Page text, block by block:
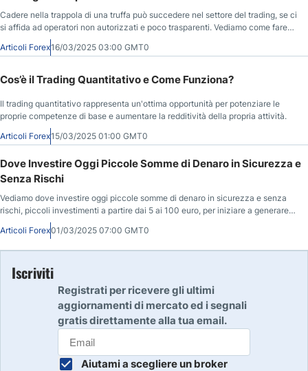
Cadere nella trappola di una truffa può succedere nel settore del trading, se ci
si affida ad operatori non autorizzati e poco trasparenti. Vediamo come fare
per il recupero dei soldi trading.
Articoli Forex16/03/2025 03:00 GMT0
Cos’è il Trading Quantitativo e Come Funziona?
Il trading quantitativo rappresenta un'ottima opportunità per potenziare le
proprie competenze di base e aumentare la redditività della propria attività.
Articoli Forex15/03/2025 01:00 GMT0
Dove Investire Oggi Piccole Somme di Denaro in Sicurezza e
Senza Rischi
Vediamo dove investire oggi piccole somme di denaro in sicurezza e senza
rischi, piccoli investimenti a partire dai 5 ai 100 euro, per iniziare a generare
un ritorno extra nel tempo.
Articoli Forex01/03/2025 07:00 GMT0
Iscriviti
Registrati per ricevere gli ultimi
aggiornamenti di mercato ed i segnali
gratis direttamente alla tua email.
Aiutami a scegliere un broker